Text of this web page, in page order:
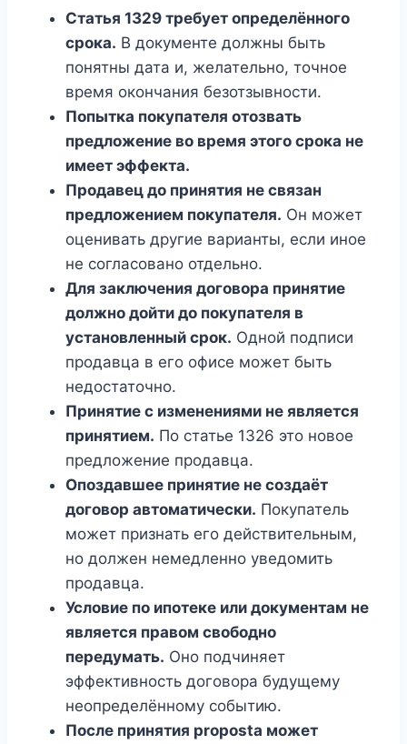
Статья 1329 требует определённого
срока. В документе должны быть
понятны дата и, желательно, точное
время окончания безотзывности.
Попытка покупателя отозвать
предложение во время этого срока не
имеет эффекта.
Продавец до принятия не связан
предложением покупателя. Он может
оценивать другие варианты, если иное
не согласовано отдельно.
Для заключения договора принятие
должно дойти до покупателя в
установленный срок. Одной подписи
продавца в его офисе может быть
недостаточно.
Принятие с изменениями не является
принятием. По статье 1326 это новое
предложение продавца.
Опоздавшее принятие не создаёт
договор автоматически. Покупатель
может признать его действительным,
но должен немедленно уведомить
продавца.
Условие по ипотеке или документам не
является правом свободно
передумать. Оно подчиняет
эффективность договора будущему
неопределённому событию.
После принятия proposta может